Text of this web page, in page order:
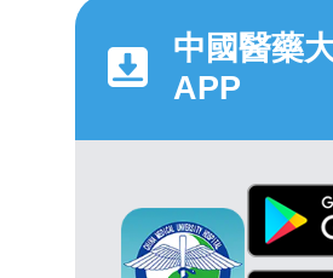
中國醫藥
APP